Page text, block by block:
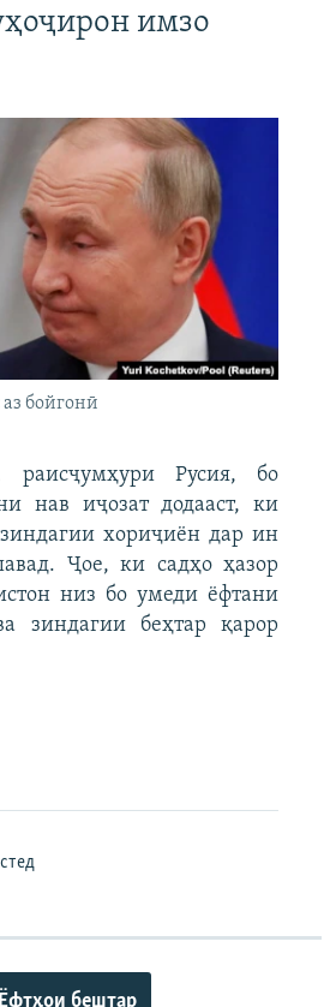
имзо
бойгонӣ
раисҷумҳури Русия, бо
нав иҷозат додааст, ки
хориҷиён дар ин
Ҷое, ки садҳо ҳазор
низ бо умеди ёфтани
зиндагии беҳтар қарор
Ёфтҳои бештар